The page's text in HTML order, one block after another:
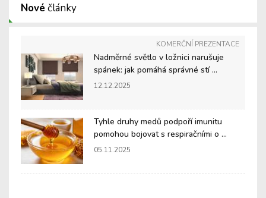
Nové články
KOMERČNÍ PREZENTACE
Nadměrné světlo v ložnici narušuje
spánek: jak pomáhá správné stí ...
12.12.2025
Tyhle druhy medů podpoří imunitu
pomohou bojovat s respiračními o ...
05.11.2025